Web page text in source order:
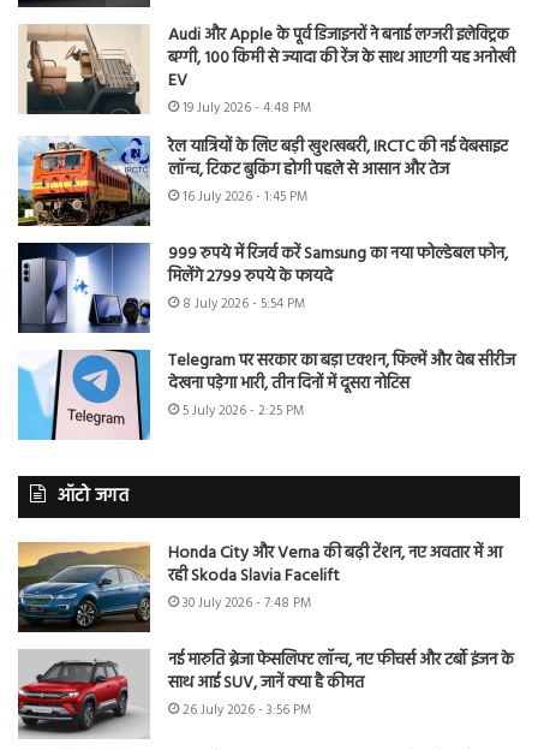
Audi और Apple के पूर्व डिजाइनरों ने बनाई लग्जरी इलेक्ट्रिक
बग्गी, 100 किमी से ज्यादा की रेंज के साथ आएगी यह अनोखी
EV
19 July 2026 - 4:48 PM
रेल यात्रियों के लिए बड़ी खुशखबरी, IRCTC की नई वेबसाइट
लॉन्च, टिकट बुकिंग होगी पहले से आसान और तेज
16 July 2026 - 1:45 PM
999 रुपये में रिजर्व करें Samsung का नया फोल्डेबल फोन,
मिलेंगे 2799 रुपये के फायदे
8 July 2026 - 5:54 PM
Telegram पर सरकार का बड़ा एक्शन, फिल्में और वेब सीरीज
देखना पड़ेगा भारी, तीन दिनों में दूसरा नोटिस
5 July 2026 - 2:25 PM
ऑटो जगत
Honda City और Verna की बढ़ी टेंशन, नए अवतार में आ
रही Skoda Slavia Facelift
30 July 2026 - 7:48 PM
नई मारुति ब्रेजा फेसलिफ्ट लॉन्च, नए फीचर्स और टर्बो इंजन के
साथ आई SUV, जानें क्या है कीमत
26 July 2026 - 3:56 PM